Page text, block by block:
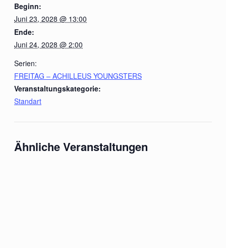
Beginn:
Juni 23, 2028 @ 13:00
Ende:
Juni 24, 2028 @ 2:00
Serien:
FREITAG – ACHILLEUS YOUNGSTERS
Veranstaltungskategorie:
Standart
Ähnliche Veranstaltungen